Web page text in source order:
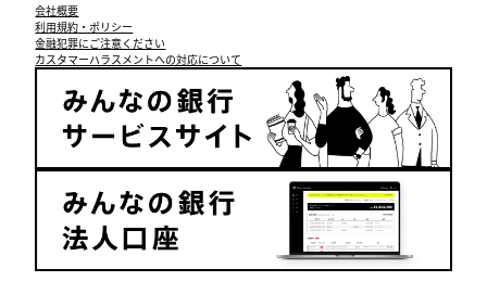
会社概要
利用規約・ポリシー
金融犯罪にご注意ください
カスタマーハラスメントへの対応について